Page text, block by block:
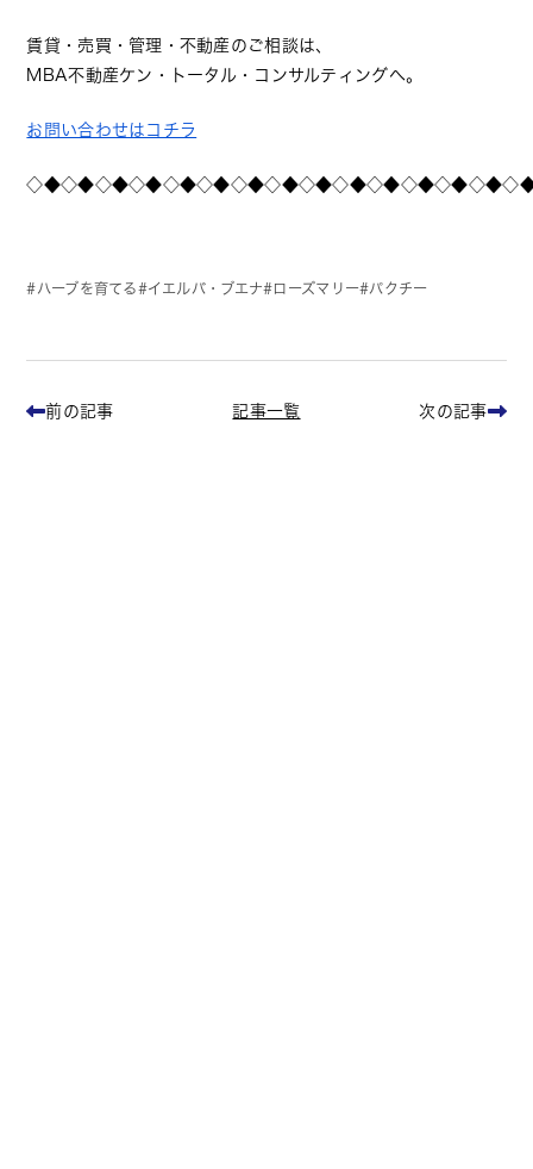
賃貸・売買・管理・不動産のご相談は、
MBA不動産ケン・トータル・コンサルティングへ。
お問い合わせはコチラ
ハーブを育てる イエルバ・ブエナ ローズマリー パクチー
前の記事 記事一覧 次の記事